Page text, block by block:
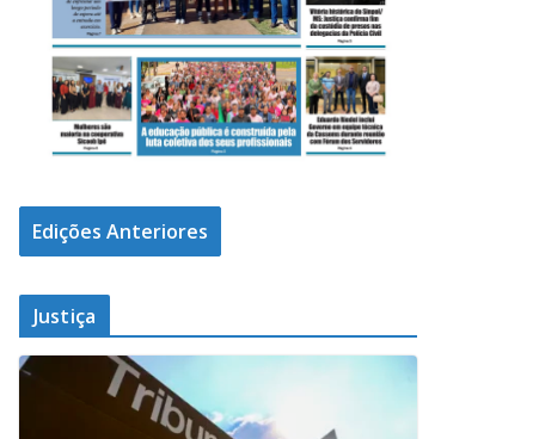
Edições Anteriores
Justiça